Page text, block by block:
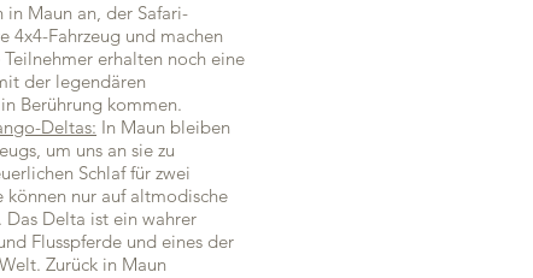
Maun an, der Safari-
4x4-Fahrzeug und machen
erhalten noch eine
der legendären
Berührung kommen.
Deltas: In Maun bleiben
um uns an sie zu
Schlaf für zwei
nur auf altmodische
Delta ist ein wahrer
Flusspferde und eines der
Zurück in Maun